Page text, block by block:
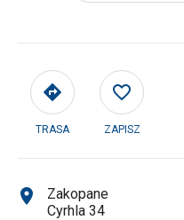
TRASA ZAPISZ
Zakopane
Cyrhla 34